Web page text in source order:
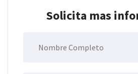
Solicita mas